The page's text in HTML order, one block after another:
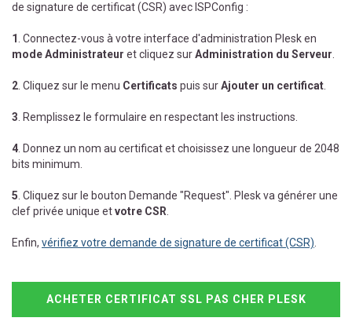
de signature de certificat (CSR) avec ISPConfig :
1 . Connectez-vous à votre interface d'administration Plesk en
mode Administrateur et cliquez surAdministration du Serveur
2 . Cliquez sur le menu Certificats puis surAjouter un certificat
3 . Remplissez le formulaire en respectant les instructions.
4 . Donnez un nom au certificat et choisissez une longueur de 2048
bits minimum.
5 . Cliquez sur le bouton Demande "Request". Plesk va générer une
clef privée unique etvotre CSR
Enfin, vérifiez votre demande de signature de certificat (CSR)
ACHETER CERTIFICAT SSL PAS CHER PLESK